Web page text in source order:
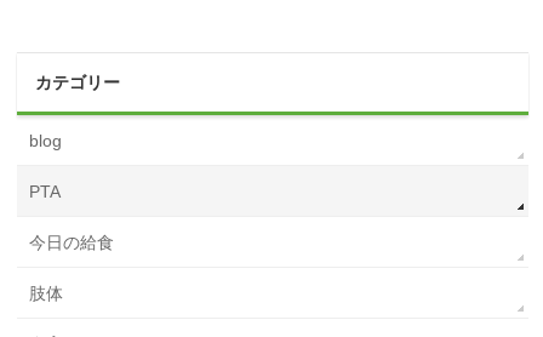
カテゴリー
blog
PTA
今日の給食
肢体